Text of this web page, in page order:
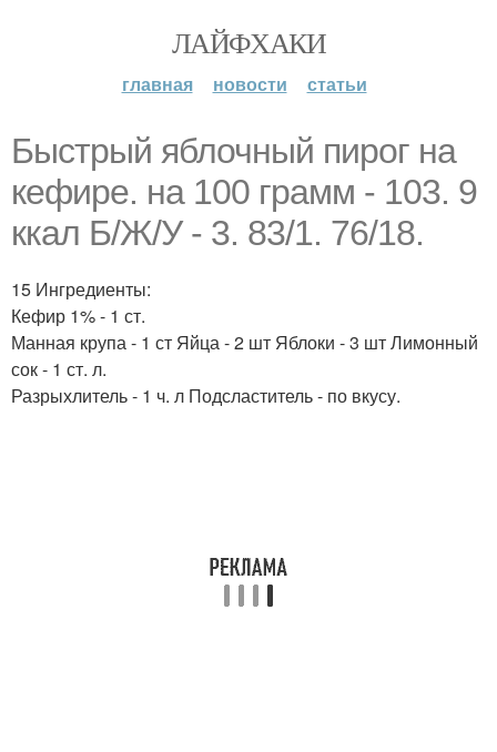
ЛАЙФХАКИ
главная новости статьи
Быстрый яблочный пирог на
кефире. на 100 грамм - 103. 9
ккал Б/Ж/У - 3. 83/1. 76/18.
15 Ингредиенты:
Кефир 1% - 1 ст.
Манная крупа - 1 ст Яйца - 2 шт Яблоки - 3 шт Лимонный
сок - 1 ст. л.
Разрыхлитель - 1 ч. л Подсластитель - по вкусу.